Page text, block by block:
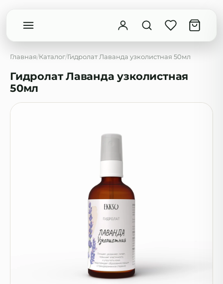
Введите минимум 2 символа
Главная/Каталог/Гидролат Лаванда узколистная 50мл
Гидролат Лаванда узколистная
50мл